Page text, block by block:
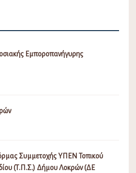
Εμποροπανήγυρης
Συμμετοχής ΥΠΕΝ Τοπικού
(Τ.Π.Σ.) Δήμου Λοκρών (ΔΕ